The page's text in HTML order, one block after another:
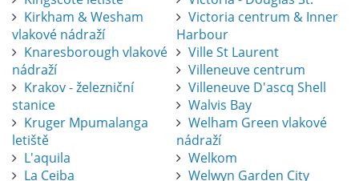
Kirkham & Wesham
vlakové nádraží
Knaresborough vlakové
nádraží
Krakov - železniční
stanice
Kruger Mpumalanga
letiště
L'aquila
La Ceiba
Victoria centrum & Inner
Harbour
Ville St Laurent
Villeneuve centrum
Villeneuve D'ascq Shell
Walvis Bay
Welham Green vlakové
nádraží
Welkom
Welwyn Garden City